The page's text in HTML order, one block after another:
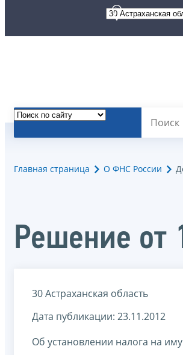
Главная страница О ФНС России
Решение
30 Астраханская область
Дата публикации: 23.11.2012
Об установлении налога на